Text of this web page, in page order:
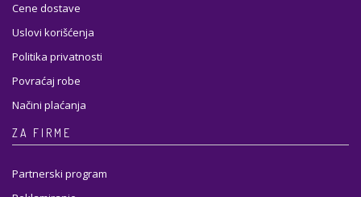
Cene dostave
Uslovi korišćenja
Politika privatnosti
Povraćaj robe
Načini plaćanja
ZA FIRME
Partnerski program